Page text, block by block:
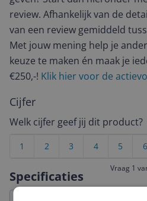
Specificaties
review. Afhankelijk van de
van een review gemiddeld
Met jouw mening help je
keuze te maken én maak je
€250,-! Klik hier voor de
Cijfer
Welk cijfer geef jij dit product?
6
5
4
3
2
1
Vraag 1